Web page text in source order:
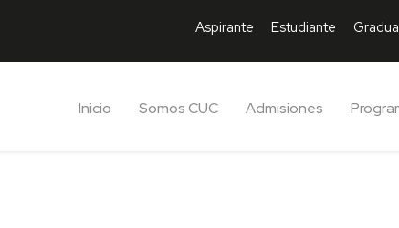
Aspirante Estudiante
Inicio Somos CUC Admisiones